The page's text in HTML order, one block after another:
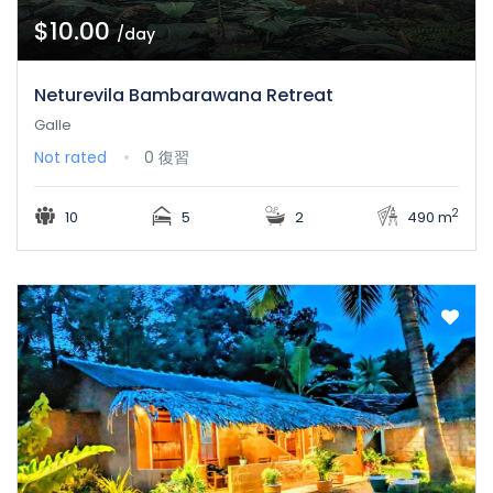
$10.00/day
Neturevila Bambarawana Retreat
Galle
Not rated 0 復習
10 5 2 490 m2